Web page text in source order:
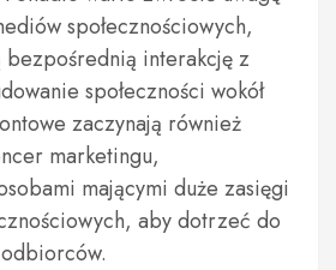
społecznościowych,
interakcję z
społeczności wokół
zaczynają również
marketingu,
mającymi duże zasięgi
aby dotrzeć do